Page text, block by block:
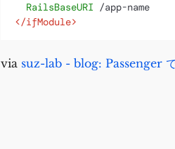
RailsBaseURI
</ifModule>
via suz-lab - blog: Passenger